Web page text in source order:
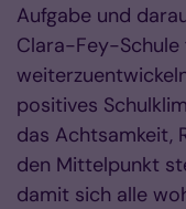
Aufgabe und
Clara-Fey-
positives
das Achtsamkeit,
den Mittelpunkt
damit sich alle